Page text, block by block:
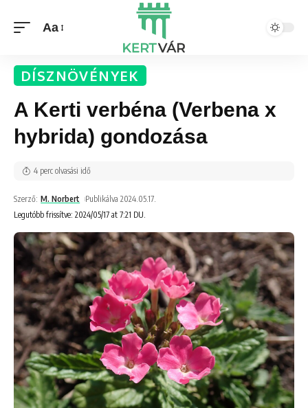
Aa
DÍSZNÖVÉNYEK
A Kerti verbéna (Verbena x
hybrida) gondozása
Legutóbb frissítve: 2024/05/17 at 7:21 DU.
Szerző: M. Norbert Publikálva 2024.05.17.
4 perc olvasási idő